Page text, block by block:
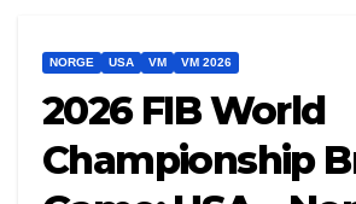
NORGE USA VM VM 2026
2026 FIB World
Championship